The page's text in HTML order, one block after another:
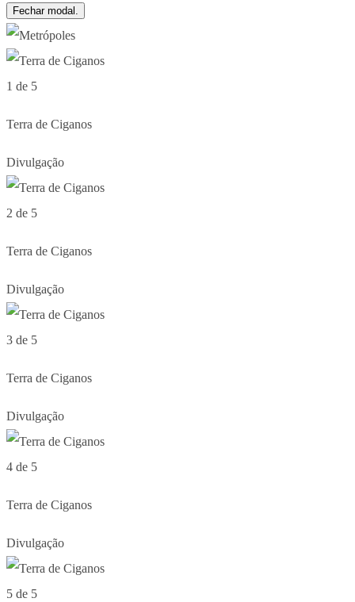
Fechar modal.
1 de 5
Terra de Ciganos
Divulgação
2 de 5
Terra de Ciganos
Divulgação
3 de 5
Terra de Ciganos
Divulgação
4 de 5
Terra de Ciganos
Divulgação
5 de 5